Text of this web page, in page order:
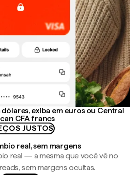
exiba em euros ou Central
CFA francs
JUSTOS
real, sem margens
real — a mesma que você vê no
sem margens ocultas.